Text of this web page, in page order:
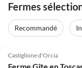
Fermes
Recommandé
Castiglione d'Orcia